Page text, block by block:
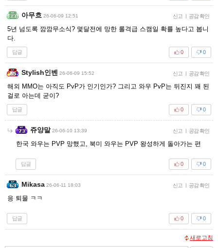
아무흐 26-06-09 12:51 신고 | 공감 확인
5년 넘도록 깜깜무소식? 몇달전에 망한 롤격급 스캠일 확률 높다고 봅니
다.
답글 0
0
Stylish인벤 26-06-09 15:52 신고 | 공감 확인
해외 MMO는 아직도 PvP가 인기인가? 그리고 와우 PvP는 뒤진지 꽤 된
걸로 아는데 굳이?
답글 0
0
쥬양말 26-06-10 13:39 신고 | 공감 확인
한국 와우는 PVP 망했고, 북미 와우는 PVP 왕성하게 돌아가는 편
답글 0
0
Mikasa 26-06-11 18:03 신고 | 공감 확인
응 퇴물 ㅋㅋ
답글 0
0
새로고침